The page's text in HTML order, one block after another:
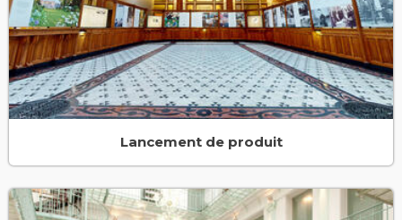
Lancement de produit